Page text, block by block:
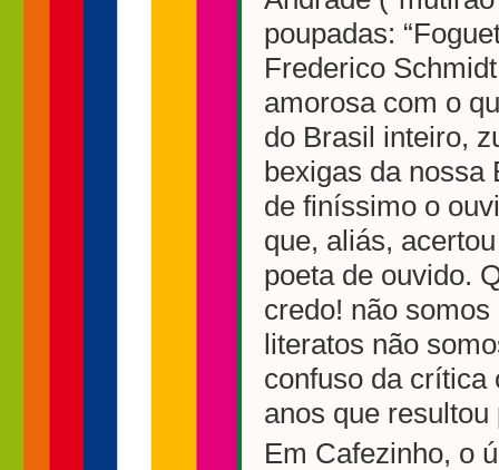
poupadas:
Frederico
amorosa com o
do Brasil inteiro,
bexigas da
de finíssimo o
que, aliás,
poeta de ouvido.
credo! não
literatos não
confuso da crítica
anos que resultou
Em Cafezinho, o